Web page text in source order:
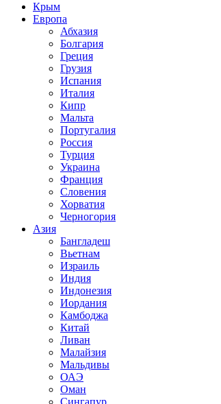
Крым
Европа
Абхазия
Болгария
Греция
Грузия
Испания
Италия
Кипр
Мальта
Португалия
Россия
Турция
Украина
Франция
Словения
Хорватия
Черногория
Азия
Бангладеш
Вьетнам
Израиль
Индия
Индонезия
Иордания
Камбоджа
Китай
Ливан
Малайзия
Мальдивы
ОАЭ
Оман
Сингапур